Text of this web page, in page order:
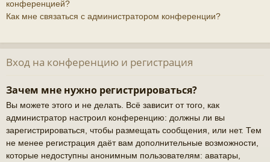
конференцией?
Как мне связаться с администратором конференции?
Вход на конференцию и регистрация
Зачем мне нужно регистрироваться?
Вы можете этого и не делать. Всё зависит от того, как
администратор настроил конференцию: должны ли вы
зарегистрироваться, чтобы размещать сообщения, или нет. Тем
не менее регистрация даёт вам дополнительные возможности,
которые недоступны анонимным пользователям: аватары,